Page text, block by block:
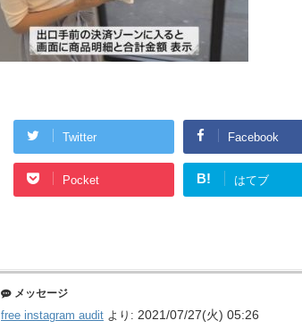
Twitter Facebook
Pocket B! はてブ
メッセージ
free instagram audit より: 2021/07/27(火) 05:26